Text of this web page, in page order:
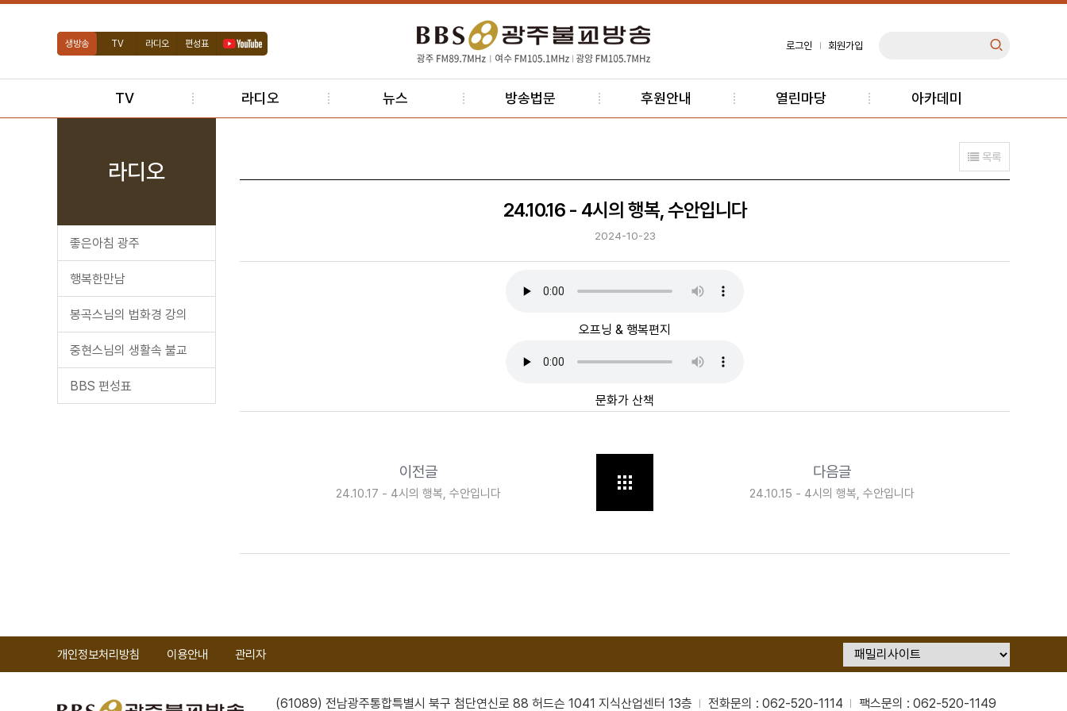
생방송 TV 라디오 편성표 로그인 회원가입
TV 라디오 뉴스 방송법문 후원안내 열린마당 아카데미
라디오
좋은아침 광주
행복한만남
봉곡스님의 법화경 강의
중현스님의 생활속 불교
BBS 편성표
목록
24.10.16 - 4시의 행복, 수안입니다
2024-10-23
오프닝 & 행복편지
문화가 산책
이전글
24.10.17 - 4시의 행복, 수안입니다
다음글
24.10.15 - 4시의 행복, 수안입니다
개인정보처리방침 이용안내 관리자
(61089) 전남광주통합특별시 북구 첨단연신로 88 허드슨 1041 지식산업센터 13층 전화문의 : 062-520-1114 팩스문의 : 062-520-1149